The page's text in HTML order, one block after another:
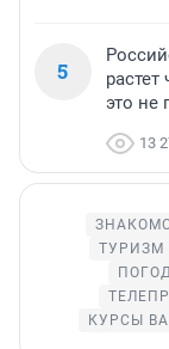
5
это не
13
ТУРИЗМ
КУРСЫ